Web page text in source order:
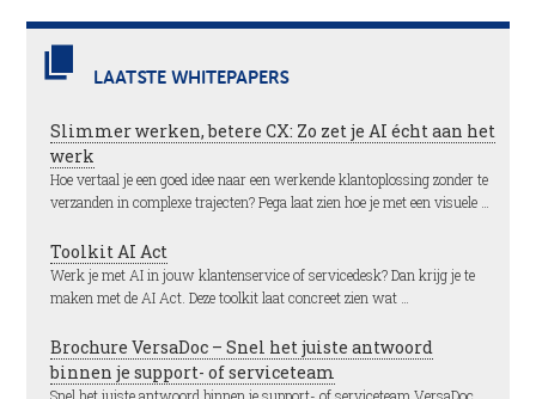
LAATSTE WHITEPAPERS
Slimmer werken, betere CX: Zo zet je AI écht aan het
werk
Hoe vertaal je een goed idee naar een werkende klantoplossing zonder te
verzanden in complexe trajecten? Pega laat zien hoe je met een visuele …
Toolkit AI Act
Werk je met AI in jouw klantenservice of servicedesk? Dan krijg je te
maken met de AI Act. Deze toolkit laat concreet zien wat …
Brochure VersaDoc – Snel het juiste antwoord
binnen je support- of serviceteam